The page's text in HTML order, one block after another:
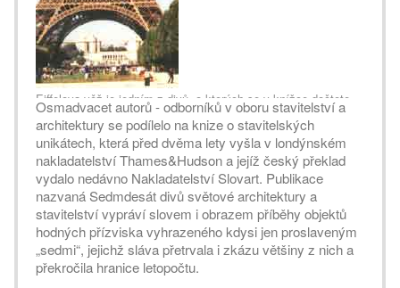
Eiffelova věž je jedním z divů, o kterých se v knížce dočtete
Osmadvacet autorů - odborníků v oboru stavitelství a
architektury se podílelo na knize o stavitelských
unikátech, která před dvěma lety vyšla v londýnském
nakladatelství Thames&Hudson a jejíž český překlad
vydalo nedávno Nakladatelství Slovart. Publikace
nazvaná Sedmdesát divů světové architektury a
stavitelství vypráví slovem i obrazem příběhy objektů
hodných přízviska vyhrazeného kdysi jen proslaveným
„sedmi“, jejichž sláva přetrvala i zkázu většiny z nich a
překročila hranice letopočtu.